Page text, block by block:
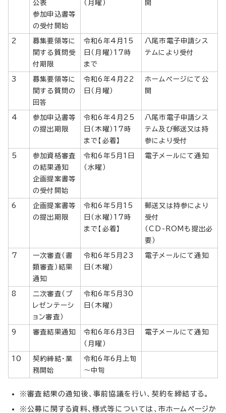
公表
参加申込書等
の受付開始
（月曜） 開
2
募集要領等に
関する質問受
付期限
令和6年4月15
日（月曜）17時
まで
八尾市電子申請シス
テムにより受付
3
募集要領等に
関する質問の
回答
令和6年4月22
日（月曜）
ホームページにて公
開
4
参加申込書等
の提出期限
令和6年4月25
日（木曜）17時
まで【必着】
八尾市電子申請シス
テム及び郵送又は持
参により受付
5
参加資格審査
の結果通知
企画提案書等
の受付開始
令和6年5月1日
（水曜）
電子メールにて通知
6
企画提案書等
の提出期限
令和6年5月15
日（水曜）17時
まで【必着】
郵送又は持参により
受付
（CD-ROMも提出必
要）
7
一次審査（書
類審査）結果
通知
令和6年5月23
日（木曜）
電子メールにて通知
8
二次審査（プ
レゼンテーシ
ョン審査）
令和6年5月30
日（木曜）
9 審査結果通知
令和6年6月3日
（月曜）
電子メールにて通知
10
契約締結・業
務開始
令和6年6月上旬
～中旬
※審査結果の通知後、事前協議を行い、契約を締結する。
※公募に関する資料、様式等については、市ホームページか